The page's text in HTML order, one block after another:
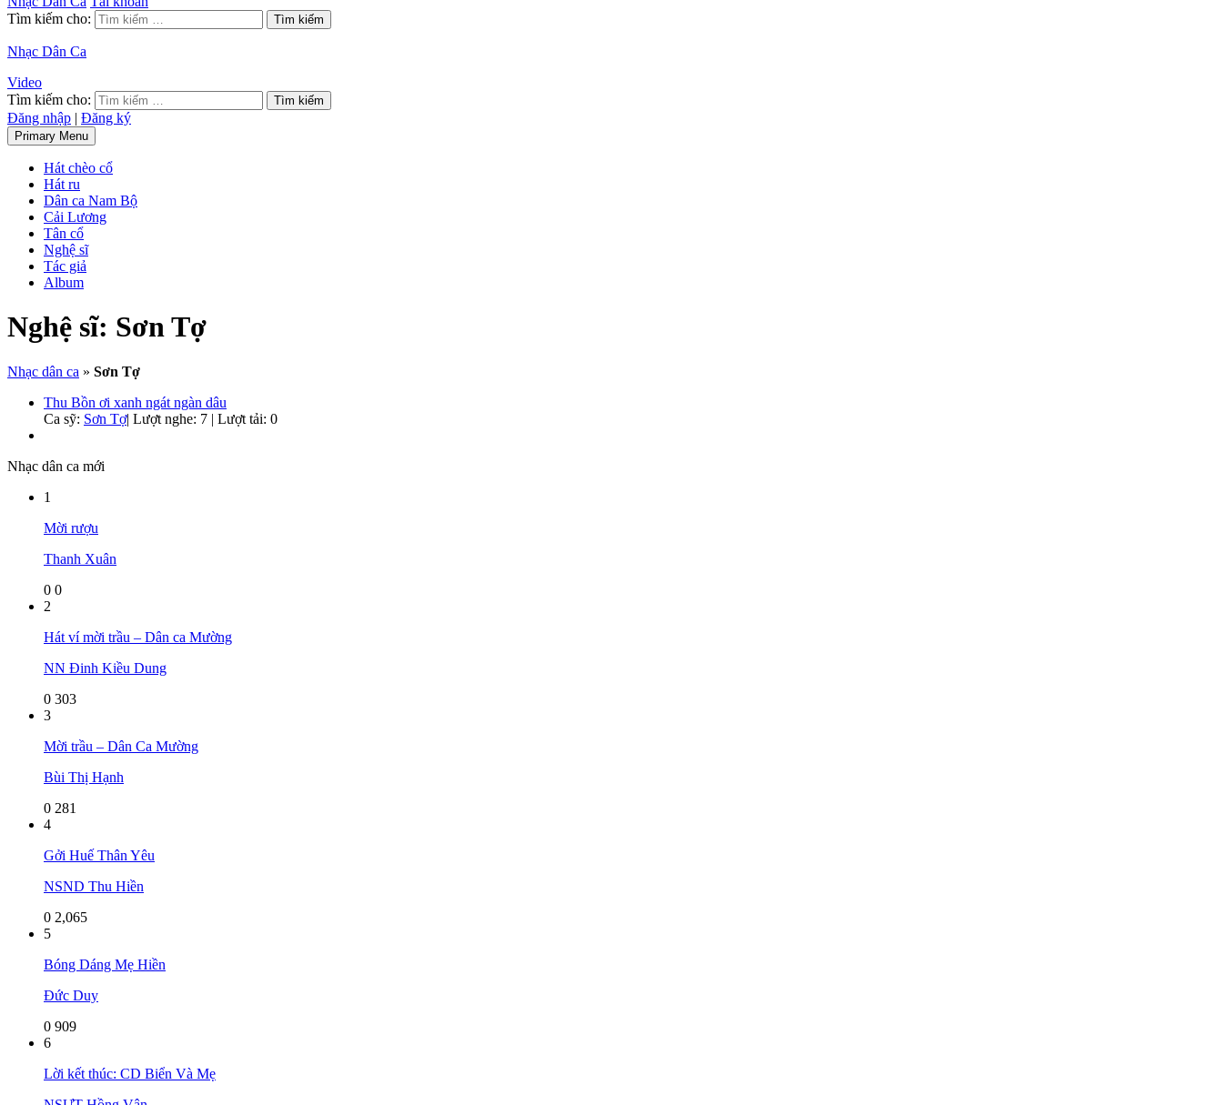
Tìm kiếm cho:
Nhạc Dân Ca
Video
Tìm kiếm cho:
Đăng nhập | Đăng ký
Primary Menu
Hát chèo cổ
Hát ru
Dân ca Nam Bộ
Cải Lương
Tân cổ
Nghệ sĩ
Tác giả
Album
Nghệ sĩ: Sơn Tợ
Nhạc dân ca » Sơn Tợ
Thu Bồn ơi xanh ngát ngàn dâu
Ca sỹ: Sơn Tợ| Lượt nghe: 7 | Lượt tải: 0
Nhạc dân ca mới
1
Mời rượu
Thanh Xuân
0 0
2
Hát ví mời trầu – Dân ca Mường
NN Đinh Kiều Dung
0 303
3
Mời trầu – Dân Ca Mường
Bùi Thị Hạnh
0 281
4
Gởi Huế Thân Yêu
NSND Thu Hiền
0 2,065
5
Bóng Dáng Mẹ Hiền
Đức Duy
0 909
6
Lời kết thúc: CD Biển Và Mẹ